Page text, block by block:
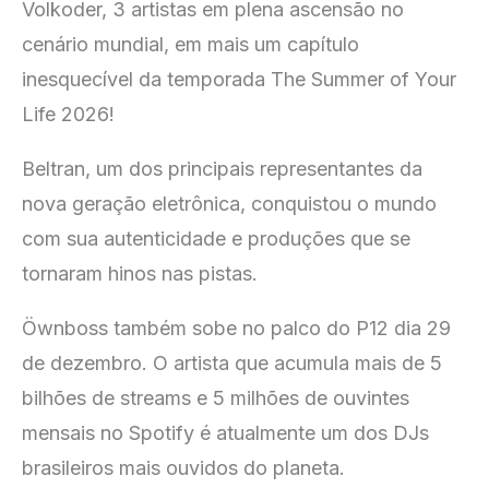
Volkoder, 3 artistas em plena ascensão no
cenário mundial, em mais um capítulo
inesquecível da temporada The Summer of Your
Life 2026!
Beltran, um dos principais representantes da
nova geração eletrônica, conquistou o mundo
com sua autenticidade e produções que se
tornaram hinos nas pistas.
Öwnboss também sobe no palco do P12 dia 29
de dezembro. O artista que acumula mais de 5
bilhões de streams e 5 milhões de ouvintes
mensais no Spotify é atualmente um dos DJs
brasileiros mais ouvidos do planeta.